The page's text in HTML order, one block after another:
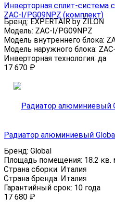
Инверторная сплит-система
ZAC-I/PG09NPZ (комплект)
Бренд:EXPERTAIR by ZILON
Модель: ZAC-I/PG09NPZ
Модель внутреннего блока:
Модель наружного блока:
Инверторная технология: да
17 670 ₽
Радиатор алюминиевый
Бренд: Global
Площадь помещения: 18.2 кв.
Страна сборки: Италия
Страна бренда: Италия
Гарантийный срок: 10 года
17 680 ₽